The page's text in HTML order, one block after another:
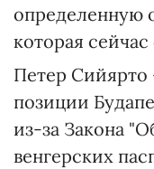
определенную
которая сейчас
Петер Сийярто
позиции
из-за Закона
венгерских